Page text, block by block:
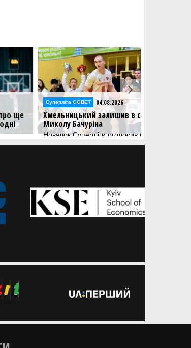
Суперліга GGBET 04.08.2026
Хмельницький залишив в складі
Миколу Бачуріна
Новачок Суперліги оголосив про